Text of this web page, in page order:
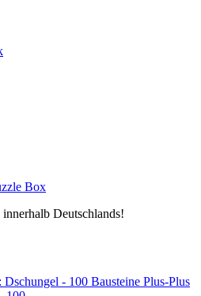
Box
Deutschlands!
Plus-Plus